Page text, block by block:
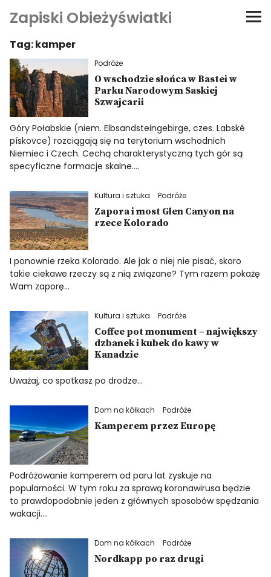
Zapiski Obieżyświatki
Podróże
Kultura i sztuka
Kątem oka
O-fiszki
Dom na kółkach
Tag:kamper
Podróże
O wschodzie słońca w Bastei w
Parku Narodowym Saskiej
Szwajcarii
Góry Połabskie (niem. Elbsandsteingebirge, czes. Labské
pískovce) rozciągają się na terytorium wschodnich
Niemiec i Czech. Cechą charakterystyczną tych gór są
specyficzne formacje skalne.…
Kultura i sztuka Podróże
Zapora i most Glen Canyon na
rzece Kolorado
I ponownie rzeka Kolorado. Ale jak o niej nie pisać, skoro
takie ciekawe rzeczy są z nią związane? Tym razem pokażę
Wam zaporę…
Kultura i sztuka Podróże
Coffee pot monument – największy
dzbanek i kubek do kawy w
Kanadzie
Uważaj, co spotkasz po drodze…
Dom na kółkach Podróże
Kamperem przez Europę
Podróżowanie kamperem od paru lat zyskuje na
popularności. W tym roku za sprawą koronawirusa będzie
to prawdopodobnie jeden z głównych sposobów spędzania
wakacji.…
Dom na kółkach Podróże
Nordkapp po raz drugi